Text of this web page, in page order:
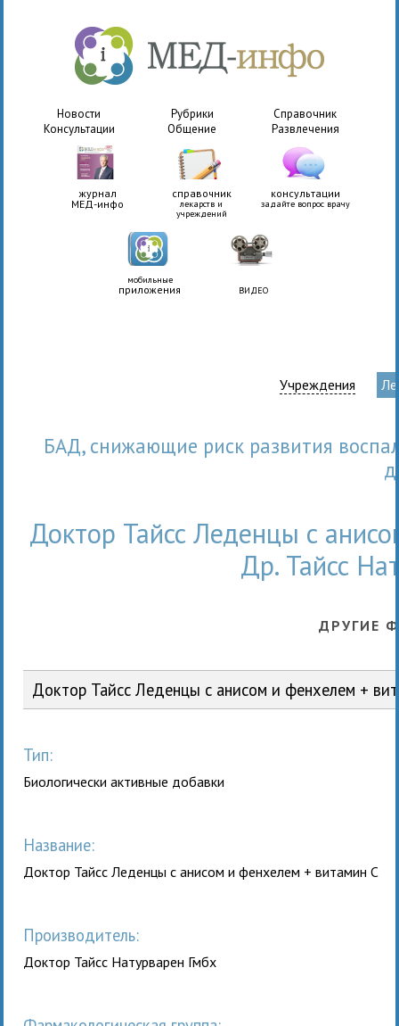
Новости Рубрики
Справочник
Консультации
Общение Развлечения
журнал
МЕД-инфо
справочник
лекарств и
учреждений
консультации
задайте вопрос врачу
мобильные
приложения ВИДЕО
Учреждения
БАД, снижающие риск развития воспалительных процессов и заболеваний органов
Доктор Тайсс Леденцы с
Др. Тайсс
ДРУГИЕ
Доктор Тайсс Леденцы с анисом и фенхелем +
Тип:
Биологически активные добавки
Название:
Доктор Тайсс Леденцы с анисом и фенхелем + витамин С
Производитель:
Доктор Тайсс Натурварен Гмбх